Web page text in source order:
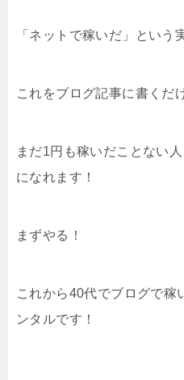
「ネットで稼いだ」という
これをブログ記事に書くだ
まだ1円も稼いだことない
になれます！
まずやる！
これから40代でブログで稼
ンタルです！